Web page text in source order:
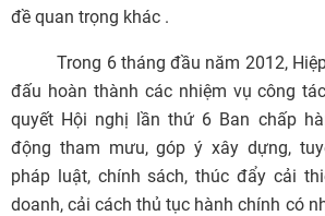
đề quan trọng khác .
Trong 6 tháng đầu năm 2012, Hiệp
đấu hoàn thành các nhiệm vụ công
quyết Hội nghị lần thứ 6 Ban chấp
động tham mưu, góp ý xây dựng,
pháp luật, chính sách, thúc đẩy cải
doanh, cải cách thủ tục hành chính có